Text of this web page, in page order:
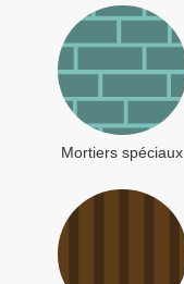
Mortiers spéciaux